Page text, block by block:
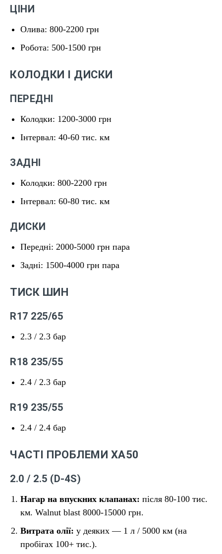
ЦІНИ
Олива: 800-2200 грн
Робота: 500-1500 грн
КОЛОДКИ І ДИСКИ
ПЕРЕДНІ
Колодки: 1200-3000 грн
Інтервал: 40-60 тис. км
ЗАДНІ
Колодки: 800-2200 грн
Інтервал: 60-80 тис. км
ДИСКИ
Передні: 2000-5000 грн пара
Задні: 1500-4000 грн пара
ТИСК ШИН
R17 225/65
2.3 / 2.3 бар
R18 235/55
2.4 / 2.3 бар
R19 235/55
2.4 / 2.4 бар
ЧАСТІ ПРОБЛЕМИ XA50
2.0 / 2.5 (D-4S)
Нагар на впускних клапанах: після 80-100 тис.
км. Walnut blast 8000-15000 грн.
Витрата олії: у деяких — 1 л / 5000 км (на
пробігах 100+ тис.).